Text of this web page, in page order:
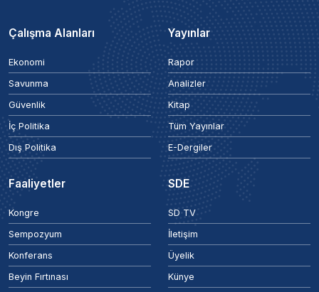
Çalışma Alanları
Ekonomi
Savunma
Güvenlik
İç Politika
Dış Politika
Yayınlar
Rapor
Analizler
Kitap
Tüm Yayınlar
E-Dergiler
Faaliyetler
Kongre
Sempozyum
Konferans
Beyin Fırtınası
SDE
SD TV
İletişim
Üyelik
Künye